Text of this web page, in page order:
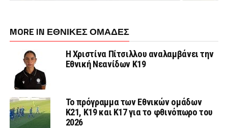
MORE IN ΕΘΝΙΚΕΣ ΟΜΑΔΕΣ
Η Χριστίνα Πίτσιλλου αναλαμβάνει την
Εθνική Νεανίδων Κ19
Το πρόγραμμα των Εθνικών ομάδων
Κ21, Κ19 και Κ17 για το φθινόπωρο του
2026